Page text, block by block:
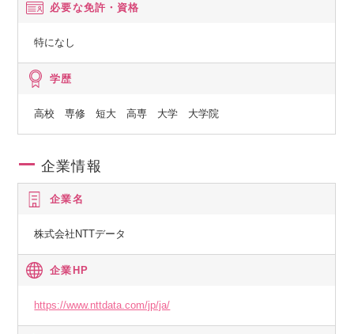
必要な免許・資格
特になし
学歴
高校 専修 短大 高専 大学 大学院
企業情報
企業名
株式会社NTTデータ
企業HP
https://www.nttdata.com/jp/ja/